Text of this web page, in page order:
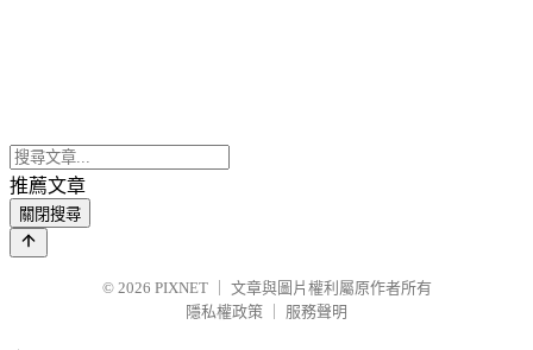
推薦文章
關閉搜尋
© 2026 PIXNET
文章與圖片權利屬原作者所有
隱私權政策
服務聲明